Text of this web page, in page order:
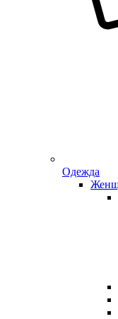
Одежда